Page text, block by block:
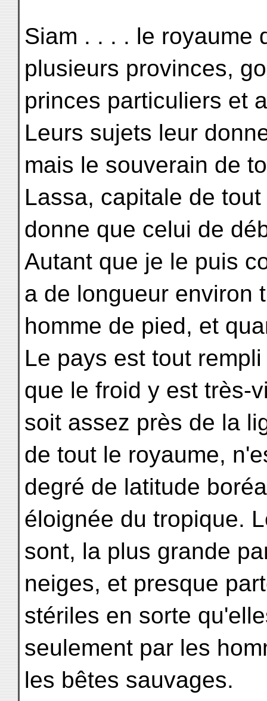
Siam . . . . le royaume
plusieurs provinces,
princes particuliers et
Leurs sujets leur
mais le souverain de
Lassa, capitale de
donne que celui de
Autant que je le puis
a de longueur environ
homme de pied, et
Le pays est tout
que le froid y est très-
soit assez près de la
de tout le royaume,
degré de latitude
éloignée du tropique.
sont, la plus grande
neiges, et presque
stériles en sorte
seulement par les
les bêtes sauvages.